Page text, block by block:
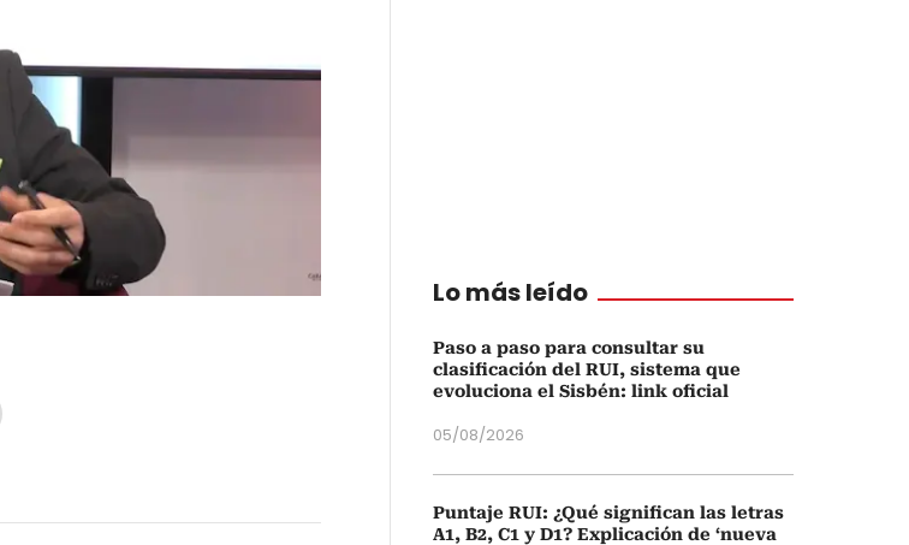
Lo más leído
Paso a paso para consultar su
clasificación del RUI, sistema que
evoluciona el Sisbén: link oficial
05/08/2026
Puntaje RUI: ¿Qué significan las letras
A1, B2, C1 y D1? Explicación de ‘nueva